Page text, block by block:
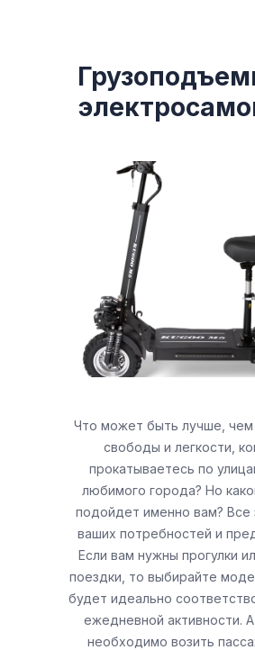
Что может быть лучше,
свободы и легкости,
прокатываетесь по
любимого города? Но
подойдет именно вам? Все
ваших потребностей и
Если вам нужны прогулки
поездки, то выбирайте
будет идеально
ежедневной активности.
необходимо возить